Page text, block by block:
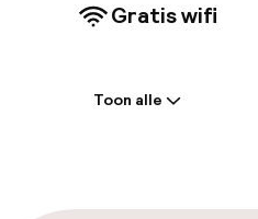
Gratis wifi
Toon alle